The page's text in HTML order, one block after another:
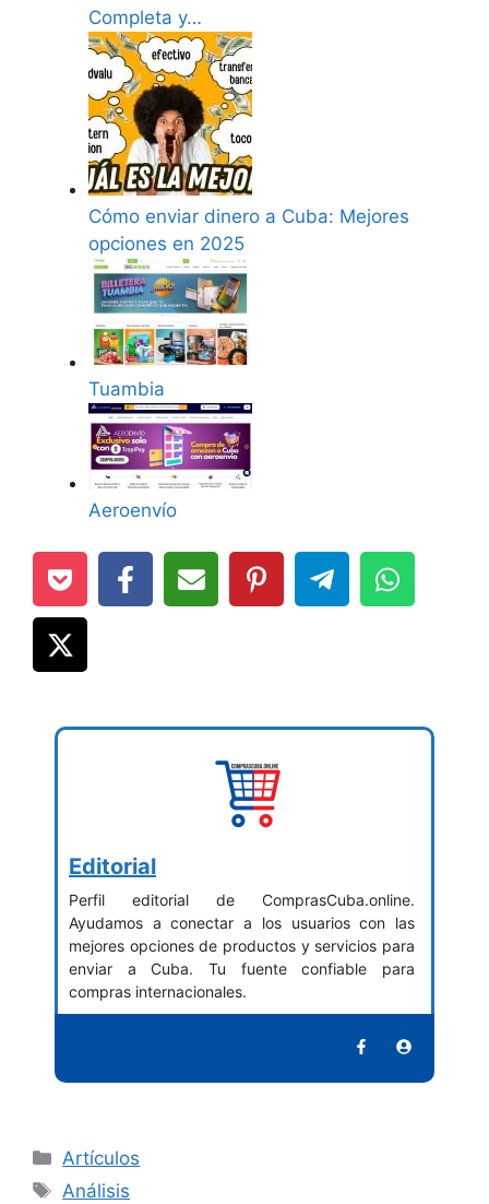
Completa y…
Cómo enviar dinero a Cuba: Mejores
opciones en 2025
Tuambia
Aeroenvío
Editorial
Perfil editorial de ComprasCuba.online.
Ayudamos a conectar a los usuarios con las
mejores opciones de productos y servicios para
enviar a Cuba. Tu fuente confiable para
compras internacionales.
Categorías
Artículos
Etiquetas
Análisis